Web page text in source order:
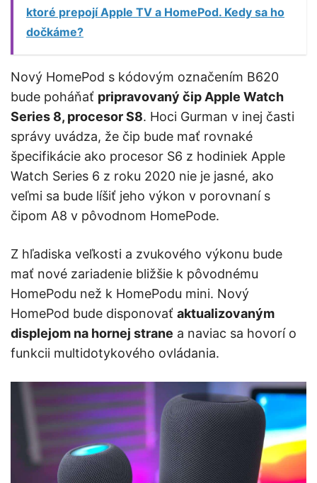
ktoré prepojí Apple TV a HomePod. Kedy sa ho
dočkáme?
Nový HomePod s kódovým označením B620
bude poháňať pripravovaný čip Apple Watch
Series 8, procesor S8. Hoci Gurman v inej časti
správy uvádza, že čip bude mať rovnaké
špecifikácie ako procesor S6 z hodiniek Apple
Watch Series 6 z roku 2020 nie je jasné, ako
veľmi sa bude líšiť jeho výkon v porovnaní s
čipom A8 v pôvodnom HomePode.
Z hľadiska veľkosti a zvukového výkonu bude
mať nové zariadenie bližšie k pôvodnému
HomePodu než k HomePodu mini. Nový
HomePod bude disponovať aktualizovaným
displejom na hornej strane a naviac sa hovorí o
funkcii multidotykového ovládania.